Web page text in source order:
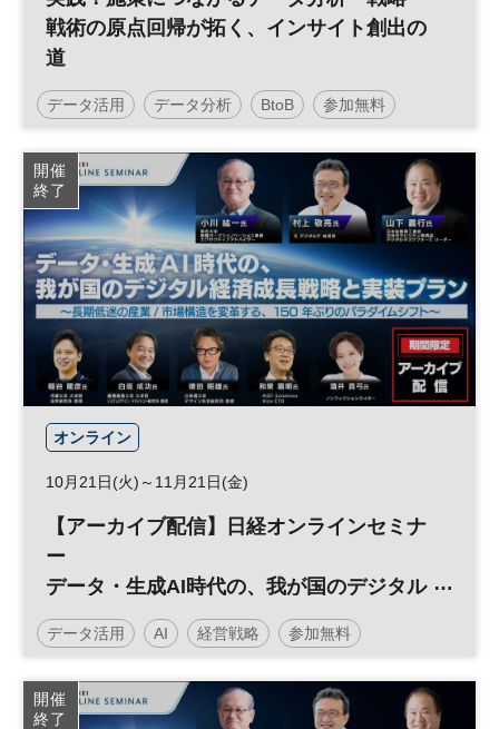
戦術の原点回帰が拓く、インサイト創出の
道
データ活用 データ分析 BtoB 参加無料
開催
終了
オンライン
10月21日(火)～11月21日(金)
【アーカイブ配信】日経オンラインセミナ
ー
データ・生成AI時代の、我が国のデジタル
経済成長戦略と実装プラン～長期低迷の産
業/市場構造を変革する、150年ぶりのパラ
ダイムシフト～
データ活用 AI 経営戦略 参加無料
日経オンラインセミナー
開催
終了